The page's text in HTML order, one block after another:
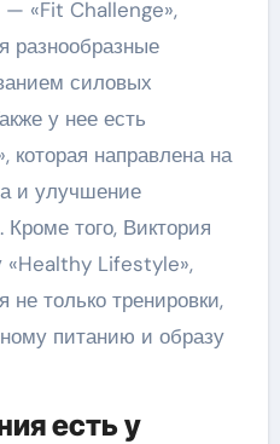
— «Fit Challenge»,
разнообразные
силовых
у нее есть
которая направлена на
и улучшение
того, Виктория
«Healthy Lifestyle»,
не только тренировки,
питанию и образу
есть у